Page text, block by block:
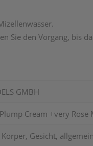
Sie den Vorgang, bis
GMBH
Cream +very
Gesicht,